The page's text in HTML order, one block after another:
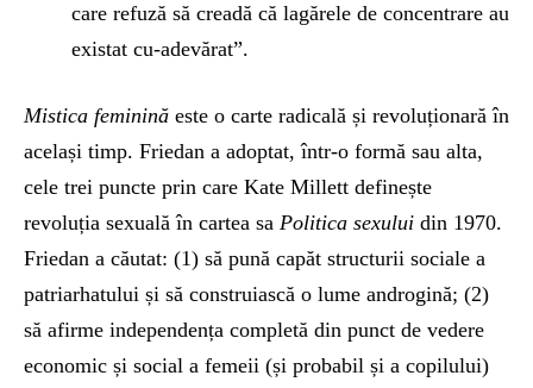
care refuză să creadă că lagărele de concentrare au
existat cu-adevărat”.
Mistica feminină este o carte radicală și revoluționară în
același timp. Friedan a adoptat, într-o formă sau alta,
cele trei puncte prin care Kate Millett definește
revoluția sexuală în cartea sa Politica sexului din 1970.
Friedan a căutat: (1) să pună capăt structurii sociale a
patriarhatului și să construiască o lume androgină; (2)
să afirme independența completă din punct de vedere
economic și social a femeii (și probabil și a copilului)